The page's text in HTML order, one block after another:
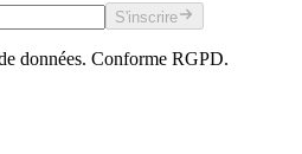
S'inscrire
données. Conforme RGPD.